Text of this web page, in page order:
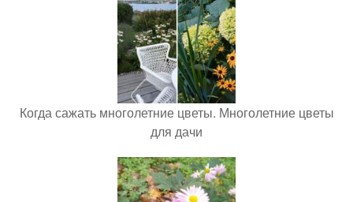
Когда сажать многолетние цветы. Многолетние цветы
для дачи